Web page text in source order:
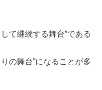
て継続する舞台”である
の舞台”になることが多